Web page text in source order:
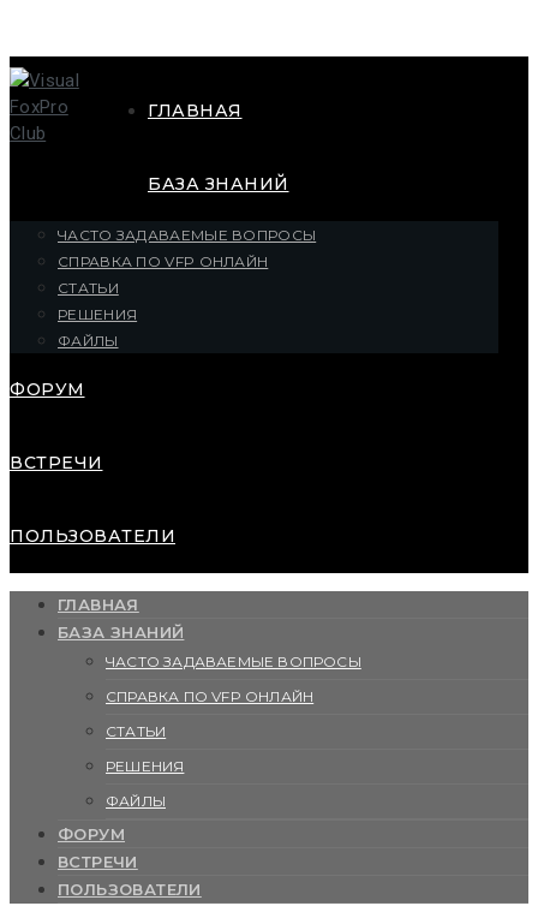
ГЛАВНАЯ
БАЗА ЗНАНИЙ
ЧАСТО ЗАДАВАЕМЫЕ ВОПРОСЫ
СПРАВКА ПО VFP ОНЛАЙН
СТАТЬИ
РЕШЕНИЯ
ФАЙЛЫ
ФОРУМ
ВСТРЕЧИ
ПОЛЬЗОВАТЕЛИ
ГЛАВНАЯ
БАЗА ЗНАНИЙ
ЧАСТО ЗАДАВАЕМЫЕ ВОПРОСЫ
СПРАВКА ПО VFP ОНЛАЙН
СТАТЬИ
РЕШЕНИЯ
ФАЙЛЫ
ФОРУМ
ВСТРЕЧИ
ПОЛЬЗОВАТЕЛИ